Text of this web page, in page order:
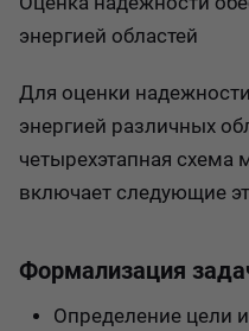
энергией областей
Для оценки
энергией различных
четырехэтапная схема
включает следующие
Формализация
Определение цели